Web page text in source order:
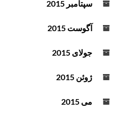
سپتامبر 2015
آگوست 2015
جولای 2015
ژوئن 2015
می 2015